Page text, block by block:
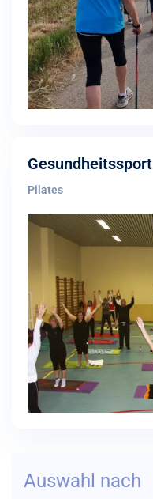
Gesundheitssport
Pilates
Auswahl nach